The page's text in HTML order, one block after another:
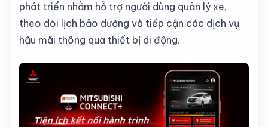
phát triển nhằm hỗ trợ người dùng quản lý xe,
theo dõi lịch bảo dưỡng và tiếp cận các dịch vụ
hậu mãi thông qua thiết bị di động.